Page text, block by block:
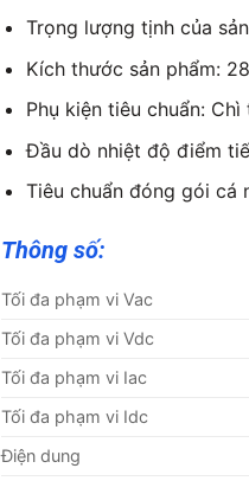
Trọng lượng tịnh của
Kích thước sản phẩm:
Phụ kiện tiêu chuẩn:
Đầu dò nhiệt độ điểm
Tiêu chuẩn đóng gói cá
Thông số:
Tối đa phạm vi Vac
Tối đa phạm vi Vdc
Tối đa phạm vi Iac
Tối đa phạm vi Idc
Điện dung